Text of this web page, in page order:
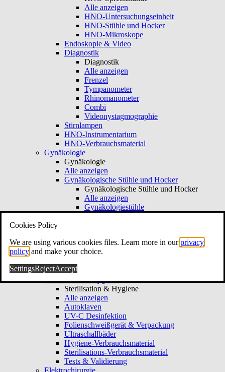
Alle anzeigen
HNO-Untersuchungseinheit
HNO-Stühle und Hocker
HNO-Mikroskope
Endoskopie & Video
Diagnostik
Diagnostik
Alle anzeigen
Frenzel
Tympanometer
Rhinomanometer
Combi
Videonystagmographie
Stirnlampen
HNO-Instrumentarium
HNO-Verbrauchsmaterial
Gynäkologie
Gynäkologie
Alle anzeigen
Gynäkologische Stühle und Hocker
Gynäkologische Stühle und Hocker
Alle anzeigen
Gynäkologiestühle
Alle anzeigen
Kolposkope
Gynäkologie-Verbrauchsmaterial
Sterilisation & Hygiene
Sterilisation & Hygiene
Alle anzeigen
Autoklaven
UV-C Desinfektion
Folienschweißgerät & Verpackung
Ultraschallbäder
Hygiene-Verbrauchsmaterial
Sterilisations-Verbrauchsmaterial
Tests & Validierung
Elektrochirurgie
Cookies Policy
We are using various cookies files. Learn more in ourprivacy
policy and make your choice.
SettingsRejectAccept